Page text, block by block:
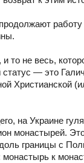
то не весь,
— это
Христианской
на Украине
монастырей.
границы с
монастырь к